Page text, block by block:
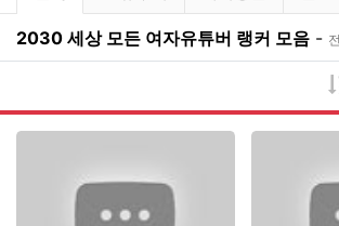
2030 세상 모든 여자유튜버 랭커 모음 -